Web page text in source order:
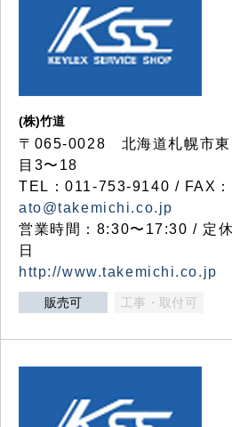
(株)竹道
〒065-0028 北海道札幌市東
目3〜18
TEL：011-753-9140 / FAX
ato@takemichi.co.jp
営業時間：8:30〜17:30 / 定
日
http://www.takemichi.co.jp
販売可 工事・取付可